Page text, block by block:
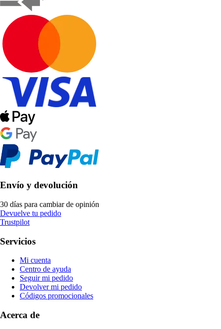
Envío y devolución
30 días para cambiar de opinión
Devuelve tu pedido
Trustpilot
Servicios
Mi cuenta
Centro de ayuda
Seguir mi pedido
Devolver mi pedido
Códigos promocionales
Acerca de